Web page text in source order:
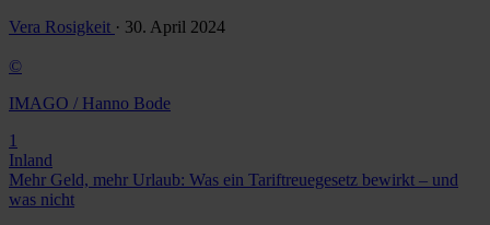
Vera Rosigkeit · 30. April 2024
©
IMAGO / Hanno Bode
1
Inland
Mehr Geld, mehr Urlaub: Was ein Tariftreuegesetz bewirkt – und
was nicht